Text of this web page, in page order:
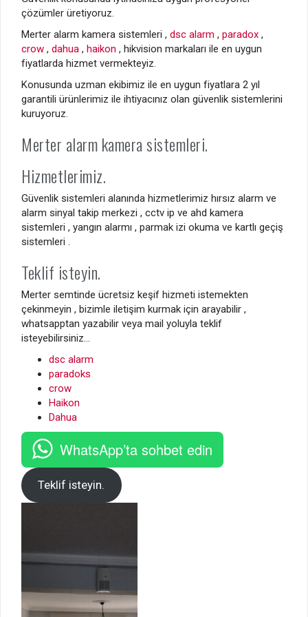
çözümler üretiyoruz.
Merter alarm kamera sistemleri , dsc alarm , paradox ,
crow , dahua , haikon , hikvision markaları ile en uygun
fiyatlarda hizmet vermekteyiz.
Konusunda uzman ekibimiz ile en uygun fiyatlara 2 yıl
garantili ürünlerimiz ile ihtiyacınız olan güvenlik sistemlerini
kuruyoruz.
Merter alarm kamera sistemleri.
Hizmetlerimiz.
Güvenlik sistemleri alanında hizmetlerimiz hırsız alarm ve
alarm sinyal takip merkezi , cctv ip ve ahd kamera
sistemleri , yangın alarmı , parmak izi okuma ve kartlı geçiş
sistemleri .
Teklif isteyin.
Merter semtinde ücretsiz keşif hizmeti istemekten
çekinmeyin , bizimle iletişim kurmak için arayabilir ,
whatsapptan yazabilir veya mail yoluyla teklif
isteyebilirsiniz…
dsc alarm
paradoks
crow
Haikon
Dahua
WhatsApp’ta sohbet edin
Teklif isteyin.